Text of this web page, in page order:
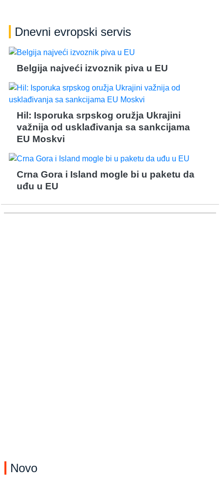
Dnevni evropski servis
Belgija najveći izvoznik piva u EU
Hil: Isporuka srpskog oružja Ukrajini
važnija od usklađivanja sa sankcijama
EU Moskvi
Crna Gora i Island mogle bi u paketu da
uđu u EU
Novo